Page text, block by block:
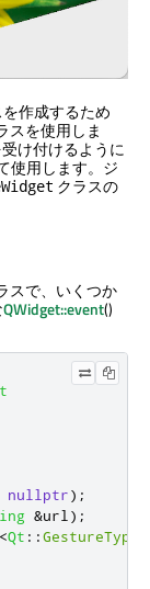
作成するため
スを使用しま
け付けるように
使用します。ジ
クラスの
スで、いくつか
QWidget::event()
nullptr);
&url );
<Qt ::GestureType